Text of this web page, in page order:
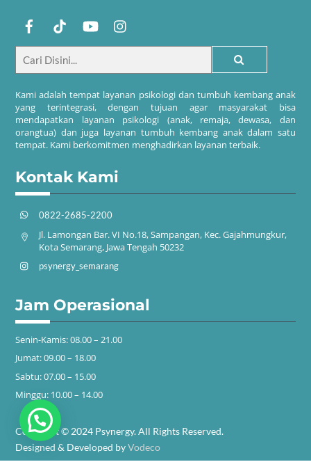
Kami adalah tempat layanan psikologi dan tumbuh kembang anak
yang terintegrasi, dengan tujuan agar masyarakat bisa
mendapatkan layanan psikologi (anak, remaja, dewasa, dan
orangtua) dan juga layanan tumbuh kembang anak dalam satu
tempat. Kami berkomitmen menghadirkan layanan terbaik.
Kontak Kami
0822-2685-2200
Jl. Lamongan Bar. VI No.18, Sampangan, Kec. Gajahmungkur,
Kota Semarang, Jawa Tengah 50232
psynergy_semarang
Jam Operasional
Senin-Kamis: 08.00 – 21.00
Jumat: 09.00 – 18.00
Sabtu: 07.00 – 15.00
Minggu: 10.00 – 14.00
Copyright © 2024 Psynergy. All Rights Reserved.
Designed & Developed byVodeco